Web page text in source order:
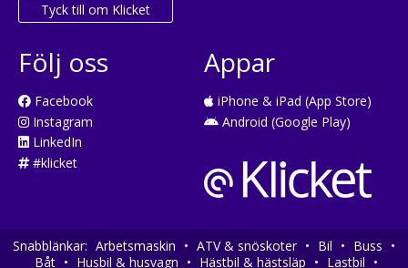
Tyck till om Klicket
Följ oss
Facebook
Instagram
LinkedIn
#klicket
Appar
iPhone & iPad (App Store)
Android (Google Play)
Snabblänkar: Arbetsmaskin • ATV & snöskoter • Bil • Buss •
Båt • Husbil & husvagn • Hästbil & hästsläp • Lastbil •